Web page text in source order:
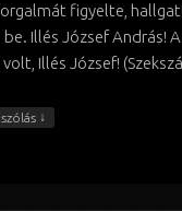
figyelte,
Illés József András!
volt, Illés József!
↓